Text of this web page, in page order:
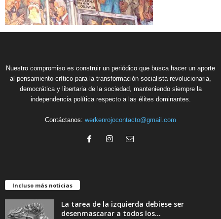
Nuestro compromiso es construir un periódico que busca hacer un aporte
al pensamiento crítico para la transformación socialista revolucionaria,
democrática y libertaria de la sociedad, manteniendo siempre la
independencia política respecto a las élites dominantes.
Contáctanos: werkenrojocontacto@gmail.com
Incluso más noticias
La tarea de la izquierda debiese ser
desenmascarar a todos los...